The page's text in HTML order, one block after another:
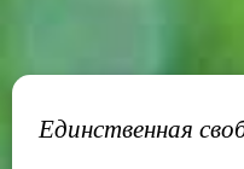
Единственная